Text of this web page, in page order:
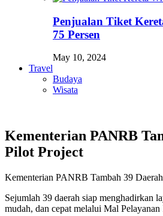
Penjualan Tiket
75 Persen
May 10, 2024
Travel
Budaya
Wisata
Kementerian PANRB
Pilot Project
Kementerian PANRB Tambah 39
Sejumlah 39 daerah siap menghadirkan
mudah, dan cepat melalui Mal